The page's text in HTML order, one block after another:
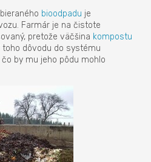
bioodpadu je
Farmár je na čistote
pretože väčšina kompostu
toho dôvodu do systému
by mu jeho pôdu mohlo